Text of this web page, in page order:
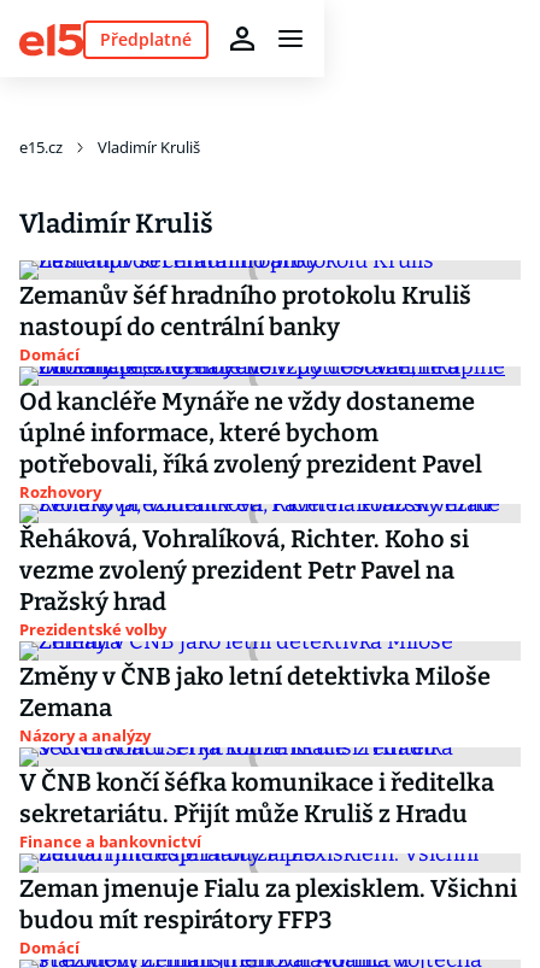
Předplatné
e15.cz Vladimír Kruliš
Vladimír Kruliš
Zemanův šéf hradního protokolu Kruliš
nastoupí do centrální banky
Domácí
Od kancléře Mynáře ne vždy dostaneme
úplné informace, které bychom
potřebovali, říká zvolený prezident Pavel
Rozhovory
Řeháková, Vohralíková, Richter. Koho si
vezme zvolený prezident Petr Pavel na
Pražský hrad
Prezidentské volby
Změny v ČNB jako letní detektivka Miloše
Zemana
Názory a analýzy
V ČNB končí šéfka komunikace i ředitelka
sekretariátu. Přijít může Kruliš z Hradu
Finance a bankovnictví
Zeman jmenuje Fialu za plexisklem. Všichni
budou mít respirátory FFP3
Domácí